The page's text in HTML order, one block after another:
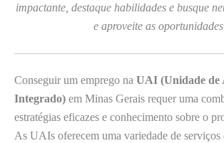
impactante, destaque habilidades e busque
e aproveite as
Conseguir um emprego na UAI (Unidade de
Integrado) em Minas Gerais requer uma
estratégias eficazes e conhecimento sobre o
As UAIs oferecem uma variedade de